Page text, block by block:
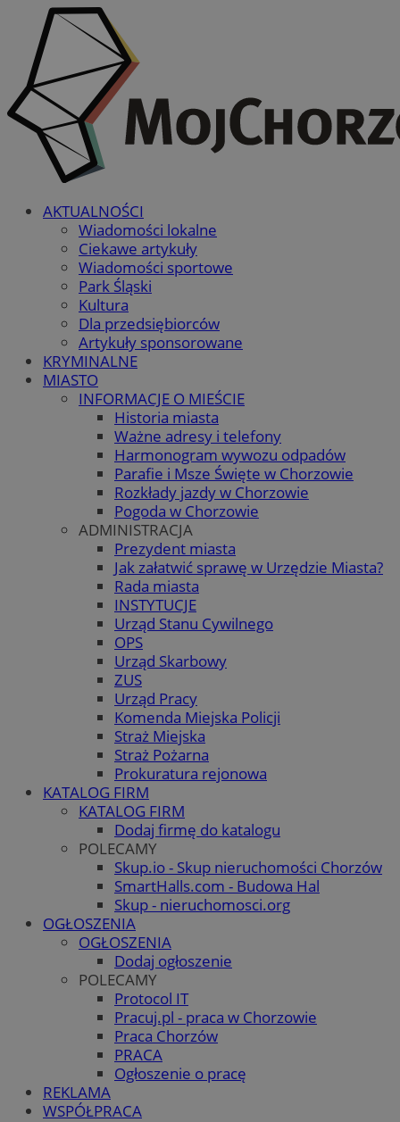
AKTUALNOŚCI
Wiadomości lokalne
Ciekawe artykuły
Wiadomości sportowe
Park Śląski
Kultura
Dla przedsiębiorców
Artykuły sponsorowane
KRYMINALNE
MIASTO
INFORMACJE O MIEŚCIE
Historia miasta
Ważne adresy i telefony
Harmonogram wywozu odpadów
Parafie i Msze Święte w Chorzowie
Rozkłady jazdy w Chorzowie
Pogoda w Chorzowie
ADMINISTRACJA
Prezydent miasta
Jak załatwić sprawę w Urzędzie Miasta?
Rada miasta
INSTYTUCJE
Urząd Stanu Cywilnego
OPS
Urząd Skarbowy
ZUS
Urząd Pracy
Komenda Miejska Policji
Straż Miejska
Straż Pożarna
Prokuratura rejonowa
KATALOG FIRM
KATALOG FIRM
Dodaj firmę do katalogu
POLECAMY
Skup.io - Skup nieruchomości Chorzów
SmartHalls.com - Budowa Hal
Skup - nieruchomosci.org
OGŁOSZENIA
OGŁOSZENIA
Dodaj ogłoszenie
POLECAMY
Protocol IT
Pracuj.pl - praca w Chorzowie
Praca Chorzów
PRACA
Ogłoszenie o pracę
REKLAMA
WSPÓŁPRACA